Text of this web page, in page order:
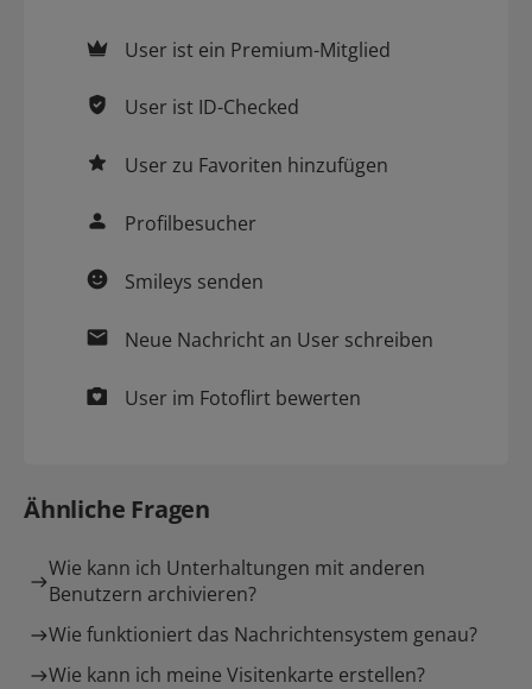
User ist ein Premium-Mitglied
User ist ID-Checked
User zu Favoriten hinzufügen
Profilbesucher
Smileys senden
Neue Nachrichtan User schreiben
User im Fotoflirt bewerten
Ähnliche Fragen
Wie kann ich Unterhaltungen mit anderen
Benutzern archivieren?
Wie funktioniert das Nachrichtensystem genau?
Wie kann ich meine Visitenkarte erstellen?